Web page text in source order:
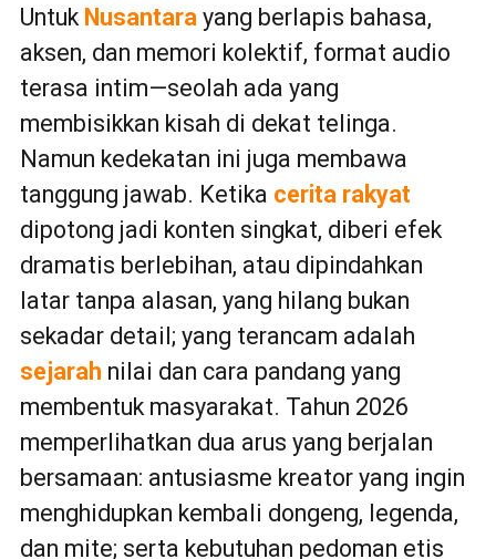
Untuk Nusantara yang berlapis bahasa,
aksen, dan memori kolektif, format audio
terasa intim—seolah ada yang
membisikkan kisah di dekat telinga.
Namun kedekatan ini juga membawa
tanggung jawab. Ketika cerita rakyat
dipotong jadi konten singkat, diberi efek
dramatis berlebihan, atau dipindahkan
latar tanpa alasan, yang hilang bukan
sekadar detail; yang terancam adalah
sejarah nilai dan cara pandang yang
membentuk masyarakat. Tahun 2026
memperlihatkan dua arus yang berjalan
bersamaan: antusiasme kreator yang ingin
menghidupkan kembali dongeng, legenda,
dan mite; serta kebutuhan pedoman etis